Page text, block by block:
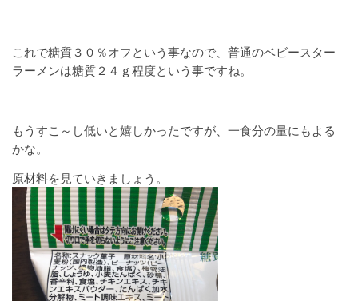
これで糖質３０％オフという事なので、普通のベビースター
ラーメンは糖質２４ｇ程度という事ですね。
もうすこ～し低いと嬉しかったですが、一食分の量にもよる
かな。
原材料を見ていきましょう。